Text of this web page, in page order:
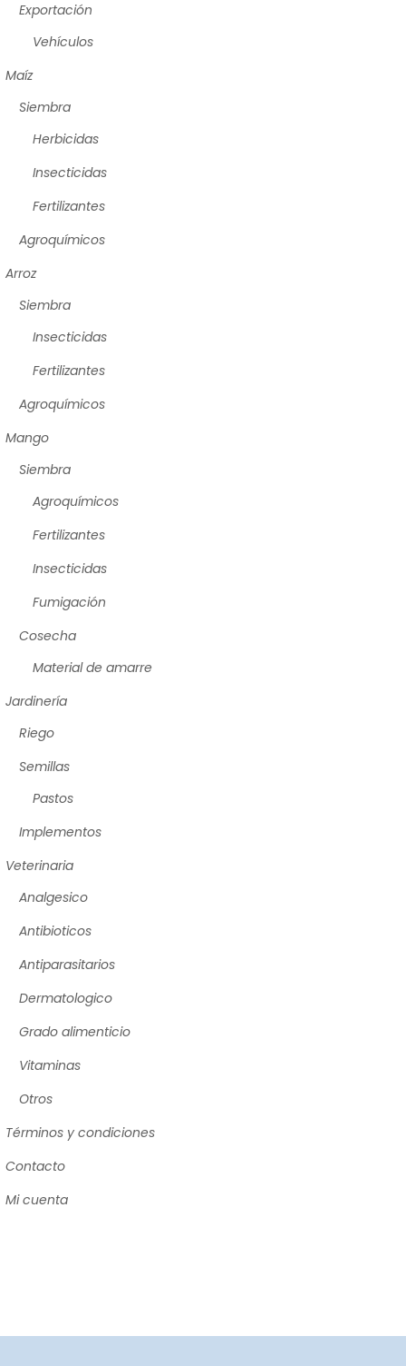
Exportación
Vehículos
Maíz
Siembra
Herbicidas
Insecticidas
Fertilizantes
Agroquímicos
Arroz
Siembra
Insecticidas
Fertilizantes
Agroquímicos
Mango
Siembra
Agroquímicos
Fertilizantes
Insecticidas
Fumigación
Cosecha
Material de amarre
Jardinería
Riego
Semillas
Pastos
Implementos
Veterinaria
Analgesico
Antibioticos
Antiparasitarios
Dermatologico
Grado alimenticio
Vitaminas
Otros
Términos y condiciones
Contacto
Mi cuenta